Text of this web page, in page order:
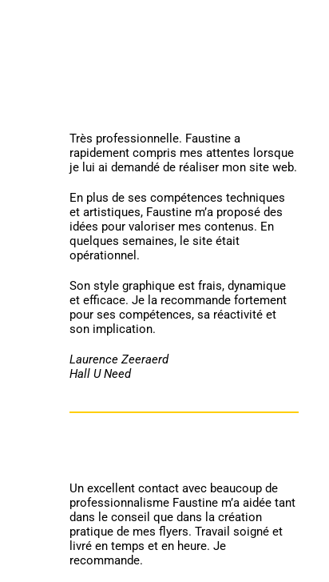
Très professionnelle. Faustine a
rapidement compris mes attentes lorsque
je lui ai demandé de réaliser mon site web.
En plus de ses compétences techniques
et artistiques, Faustine m’a proposé des
idées pour valoriser mes contenus. En
quelques semaines, le site était
opérationnel.
Son style graphique est frais, dynamique
et efficace. Je la recommande fortement
pour ses compétences, sa réactivité et
son implication.
Laurence Zeeraerd
Hall U Need
Un excellent contact avec beaucoup de
professionnalisme Faustine m’a aidée tant
dans le conseil que dans la création
pratique de mes flyers. Travail soigné et
livré en temps et en heure. Je
recommande.